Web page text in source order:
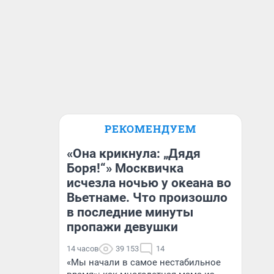
РЕКОМЕНДУЕМ
«Она крикнула: „Дядя
Боря!“» Москвичка
исчезла ночью у океана во
Вьетнаме. Что произошло
в последние минуты
пропажи девушки
14 часов 39 153 14
«Мы начали в самое нестабильное